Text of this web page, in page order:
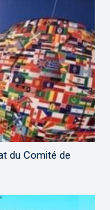
du Comité de